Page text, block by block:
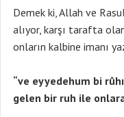
Demek ki, Allah ve
alıyor, karşı tarafta
onların kalbine imanı
“ve eyyedehum bi
gelen bir ruh ile